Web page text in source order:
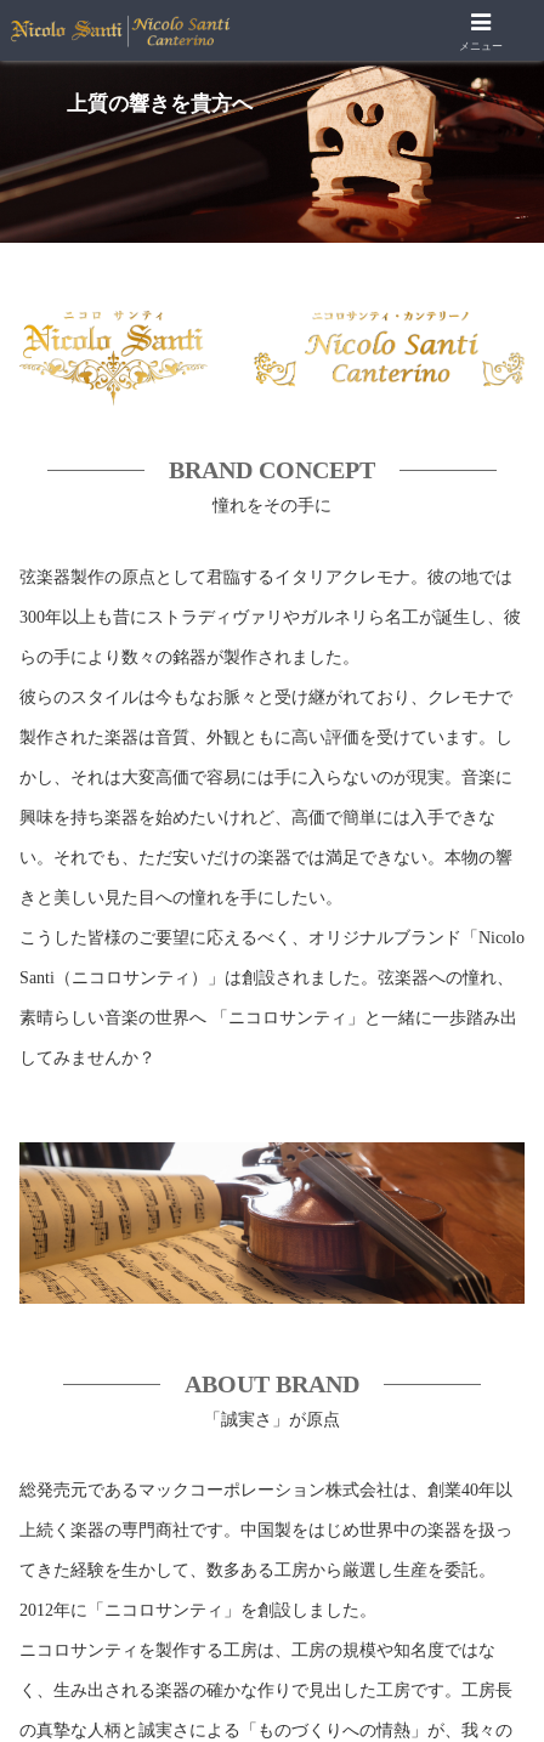
上質の響きを貴方へ
BRAND CONCEPT
憧れをその手に
弦楽器製作の原点として君臨するイタリアクレモナ。彼の地では
300年以上も昔にストラディヴァリやガルネリら名工が誕生し、彼
らの手により数々の銘器が製作されました。
彼らのスタイルは今もなお脈々と受け継がれており、クレモナで
製作された楽器は音質、外観ともに高い評価を受けています。し
かし、それは大変高価で容易には手に入らないのが現実。音楽に
興味を持ち楽器を始めたいけれど、高価で簡単には入手できな
い。それでも、ただ安いだけの楽器では満足できない。本物の響
きと美しい見た目への憧れを手にしたい。
こうした皆様のご要望に応えるべく、オリジナルブランド「Nicolo
Santi（ニコロサンティ）」は創設されました。弦楽器への憧れ、
素晴らしい音楽の世界へ 「ニコロサンティ」と一緒に一歩踏み出
してみませんか？
ABOUT BRAND
「誠実さ」が原点
総発売元であるマックコーポレーション株式会社は、創業40年以
上続く楽器の専門商社です。中国製をはじめ世界中の楽器を扱っ
てきた経験を生かして、数多ある工房から厳選し生産を委託。
2012年に「ニコロサンティ」を創設しました。
ニコロサンティを製作する工房は、工房の規模や知名度ではな
く、生み出される楽器の確かな作りで見出した工房です。工房長
の真摯な人柄と誠実さによる「ものづくりへの情熱」が、我々の
メニュー